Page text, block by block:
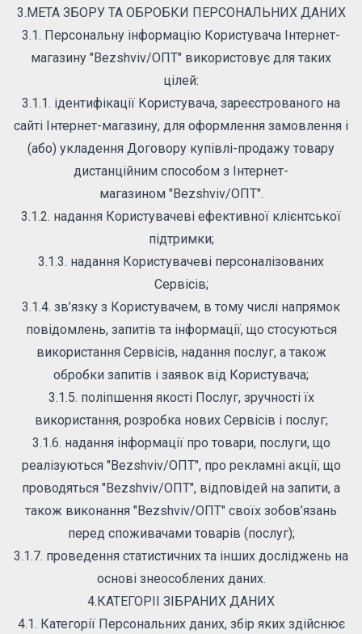
3.МЕТА ЗБОРУ ТА ОБРОБКИ ПЕРСОНАЛЬНИХ ДАНИХ
3.1. Персональну інформацію Користувача Інтернет-
магазину "Bezshviv/ОПТ" використовує для таких
цілей:
3.1.1. ідентифікації Користувача, зареєстрованого на
сайті Інтернет-магазину, для оформлення замовлення і
(або) укладення Договору купівлі-продажу товару
дистанційним способом з Інтернет-
магазином "Bezshviv/ОПТ".
3.1.2. надання Користувачеві ефективної клієнтської
підтримки;
3.1.3. надання Користувачеві персоналізованих
Сервісів;
3.1.4. зв’язку з Користувачем, в тому числі напрямок
повідомлень, запитів та інформації, що стосуються
використання Сервісів, надання послуг, а також
обробки запитів і заявок від Користувача;
3.1.5. поліпшення якості Послуг, зручності їх
використання, розробка нових Сервісів і послуг;
3.1.6. надання інформації про товари, послуги, що
реалізуються "Bezshviv/ОПТ", про рекламні акції, що
проводяться "Bezshviv/ОПТ", відповідей на запити, а
також виконання "Bezshviv/ОПТ" своїх зобов’язань
перед споживачами товарів (послуг);
3.1.7. проведення статистичних та інших досліджень на
основі знеособлених даних.
4.КАТЕГОРІІ ЗІБРАНИХ ДАНИХ
4.1. Категорії Персональних даних, збір яких здійснює